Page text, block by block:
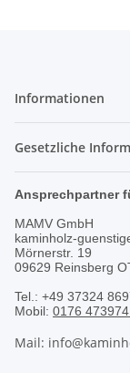
Informationen
Gesetzliche
Ansprechpartner
MAMV GmbH
kaminholz-
Mörnerstr. 19
09629 Reinsberg
Tel.: +49 37324
Mobil: 0176
Mail: